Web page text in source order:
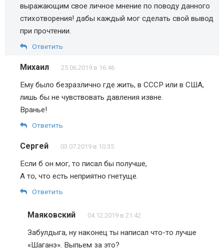
выражающим свое личное мнение по поводу данного
стихотворения! дабы каждый мог сделать свой вывод
при прочтении.
Ответить
Михаил 25.06.2019 в 16:46
Ему было безразлично где жить, в СССР или в США,
лишь бы не чувствовать давления извне.
Вранье!
Ответить
Сергей 03.07.2019 в 10:35
Если б он мог, то писал бы получше,
А то, что есть неприятно гнетуще.
Ответить
Маяковский 04.12.2019 в 21:42
Забулдыга, ну наконец ты написал что-то лучше
«Шаганэ». Выпьем за это?